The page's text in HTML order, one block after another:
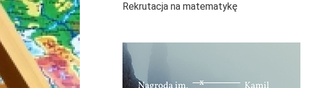
Rekrutacja na matematykę